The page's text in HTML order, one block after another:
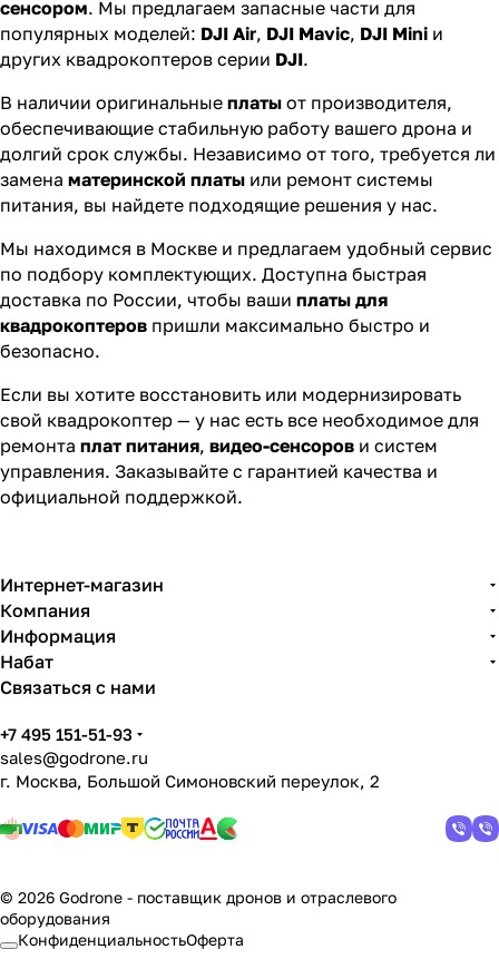
сенсором. Мы предлагаем запасные части для
популярных моделей: DJI Air, DJI Mavic, DJI Mini и
других квадрокоптеров серии DJI.
В наличии оригинальные платы от производителя,
обеспечивающие стабильную работу вашего дрона и
долгий срок службы. Независимо от того, требуется ли
замена материнской платы или ремонт системы
питания, вы найдете подходящие решения у нас.
Мы находимся в Москве и предлагаем удобный сервис
по подбору комплектующих. Доступна быстрая
доставка по России, чтобы ваши платы для
квадрокоптеров пришли максимально быстро и
безопасно.
Если вы хотите восстановить или модернизировать
свой квадрокоптер — у нас есть все необходимое для
ремонта плат питания, видео-сенсоров и систем
управления. Заказывайте с гарантией качества и
официальной поддержкой.
Интернет-магазин
Компания
Информация
Набат
Связаться с нами
+7 495 151-51-93
sales@godrone.ru
г. Москва, Большой Симоновский переулок, 2
© 2026 Godrone - поставщик дронов и отраслевого
оборудования
КонфиденциальностьОферта